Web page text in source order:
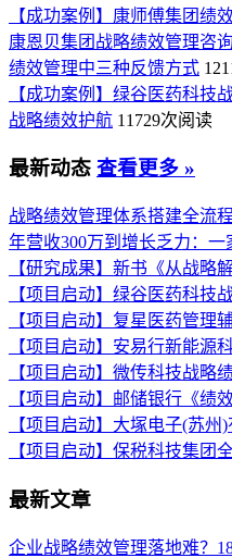
【成功案例】康师傅集团绩
康恩贝集团战略绩效管理咨询
绩效管理中三种反馈方式
【成功案例】绿谷医药科技
战略绩效护航 11729次阅读
最新动态 查看更多 »
战略绩效管理体系搭建全流
年营收300万到增长乏力：一
【研究成果】新书《从战略
【项目启动】绿谷医药科技
【项目启动】复星医药管理
【项目启动】安易行新能源
【项目启动】微传科技战略
【项目启动】邮储银行《绩
【项目启动】大塚电子(苏
【项目启动】保税科技集团
最新文章
企业战略绩效管理落地难？